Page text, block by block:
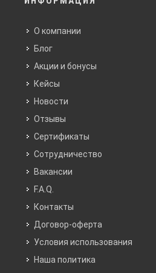
О компании
Блог
Акции и бонусы
Кейсы
Новости
Отзывы
Сертификаты
Сотрудничество
Вакансии
F.A.Q.
Контакты
Договор-оферта
Условия использования
Наша политика